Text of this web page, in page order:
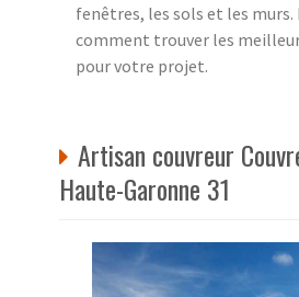
fenêtres, les sols et les murs.
comment trouver les
pour votre projet.
Artisan couvreur
Haute-Garonne 31